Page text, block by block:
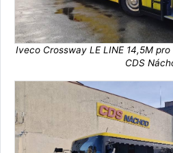
Iveco Crossway LE LINE 14,5M
CDS